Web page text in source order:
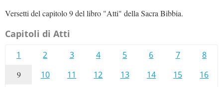
Versetti del capitolo 9 del libro "Atti" della Sacra Bibbia.
Capitoli di Atti
1 2 3 4 5 6 7 8
9 10 11 12 13 14 15
16